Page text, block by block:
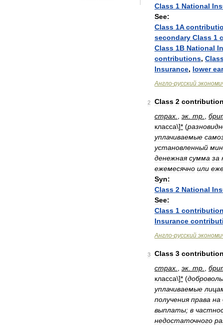
Class 1 National
See:
Class 1A
secondary Class 1
Class 1B National
contributions,
Insurance, lower
Англо-русский
2 Class 2
страх
эк тр
класса\]* (
уплачиваемые
установленный
денежная сумма за
ежемесячно или
Syn:
Class 2 National
See:
Class 1
Insurance
Англо-русский
3 Class 3
страх
эк тр
класса\]* (
уплачиваемые
получения права на
выплаты; в
недостаточного